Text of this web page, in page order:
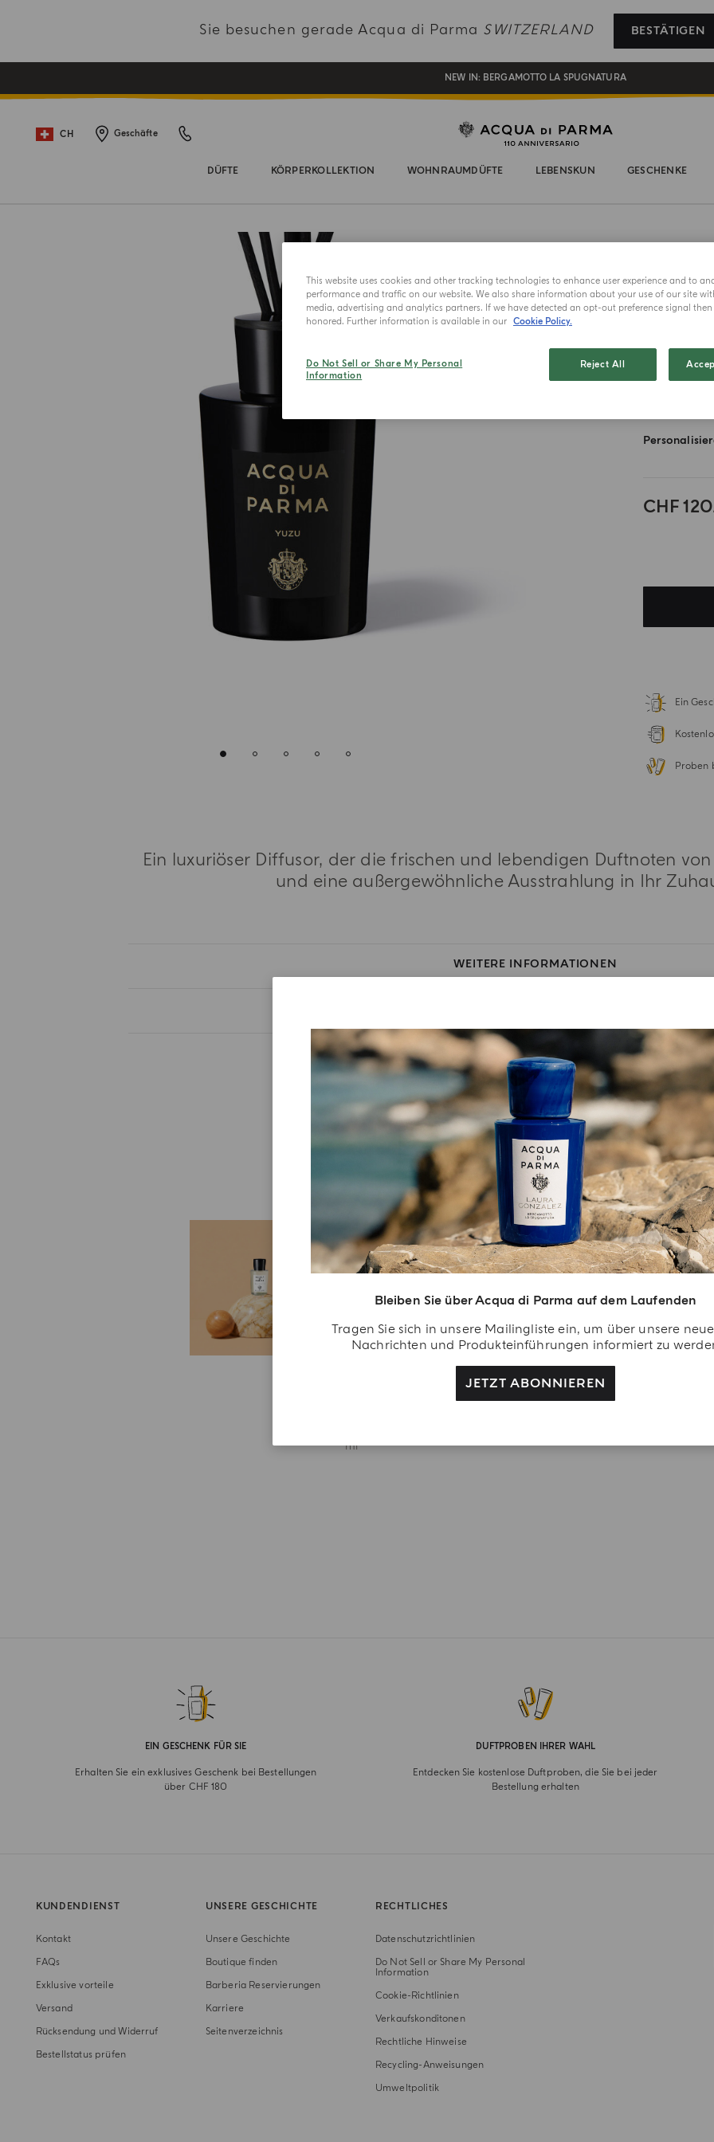
Sie besuchen gerade Acqua di Parma SWITZERLAND BESTÄTIGEN
REGISTRIEREN SIE SICH UND GENIESSEN SIE EINE WELT VOLLER VORTEILE
EIN GESCHENK FÜR SIE AUF ALLE BESTELLUNGEN ÜBER CHF 180
NEW IN: BERGAMOTTO LA SPUGNATURA
CH Geschäfte
DÜFTE KÖRPERKOLLEKTION WOHNRAUMDÜFTE LEBENSKUN GESCHENKE
Bleiben Sie über Acqua di Parma auf dem Laufenden
Tragen Sie sich in unsere Mailingliste ein, um über unsere
Nachrichten und Produkteinführungen informiert zu
JETZT ABONNIEREN
Yuzu
180ml
CHF
Ein
Proben
Ein luxuriöser Diffusor, der die frischen und lebendigen Duftnoten
und eine außergewöhnliche Ausstrahlung in Ihr
WEITERE INFORMATIONEN
INHALTSSTOFFLISTEN
EXKLUSIVE VORTEILE
Ein Besonderer
Willkommensgruß
und lassen Sie sich
belohnen. Erstellen Sie Ihr
Acqua di Parma-Konto
registrierter Benutzer
ml
EIN GESCHENK FÜR SIE
Erhalten Sie ein exklusives Geschenk bei Bestellungen
über CHF 180
DUFTPROBEN IHRER WAHL
Entdecken Sie kostenlose Duftproben, die Sie bei jeder
Bestellung erhalten
KUNDENDIENST
Kontakt
FAQs
Exklusive vorteile
Versand
Rücksendung und Widerruf
Bestellstatus prüfen
UNSERE GESCHICHTE
Unsere Geschichte
Boutique finden
Barberia Reservierungen
Karriere
Seitenverzeichnis
RECHTLICHES
Datenschutzrichtlinien
Do Not Sell or Share My Personal
Information
Cookie-Richtlinien
Verkaufskonditonen
Rechtliche Hinweise
Recycling-Anweisungen
Umweltpolitik
This website uses cookies and other tracking technologies to enhance user experience and to
performance and traffic on our website. We also share information about your use of our site
media, advertising and analytics partners. If we have detected an opt-out preference signal
honored. Further information is available in our Cookie Policy.
Do Not Sell or Share My Personal
Information
Reject All